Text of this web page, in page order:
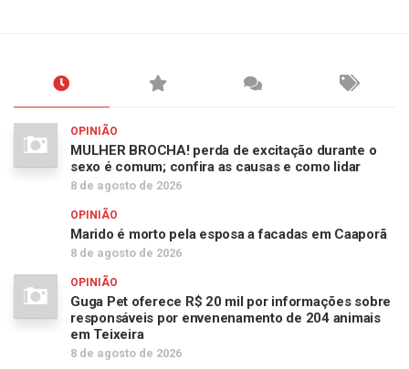
OPINIÃO
MULHER BROCHA! perda de excitação durante o
sexo é comum; confira as causas e como lidar
8 de agosto de 2026
OPINIÃO
Marido é morto pela esposa a facadas em Caaporã
8 de agosto de 2026
OPINIÃO
Guga Pet oferece R$ 20 mil por informações sobre
responsáveis por envenenamento de 204 animais
em Teixeira
8 de agosto de 2026